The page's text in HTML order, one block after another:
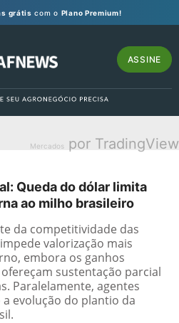
grátis com o Plano Premium!
ASSINE
Mercados por TradingView
Queda do dólar limita
ao milho brasileiro
da competitividade das
valorização mais
embora os ganhos
sustentação parcial
Paralelamente, agentes
evolução do plantio da